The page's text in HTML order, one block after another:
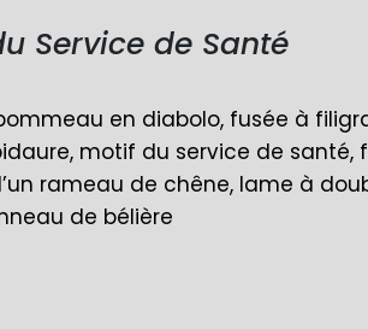
Service de Santé
en diabolo, fusée à
motif du service de santé,
rameau de chêne, lame à
de bélière